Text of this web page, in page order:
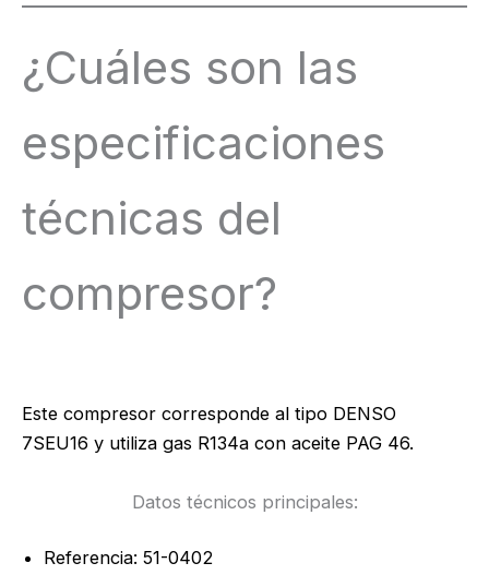
¿Cuáles son las
especificaciones
técnicas del
compresor?
Este compresor corresponde al tipo DENSO
7SEU16 y utiliza gas R134a con aceite PAG 46.
Datos técnicos principales:
Referencia: 51-0402